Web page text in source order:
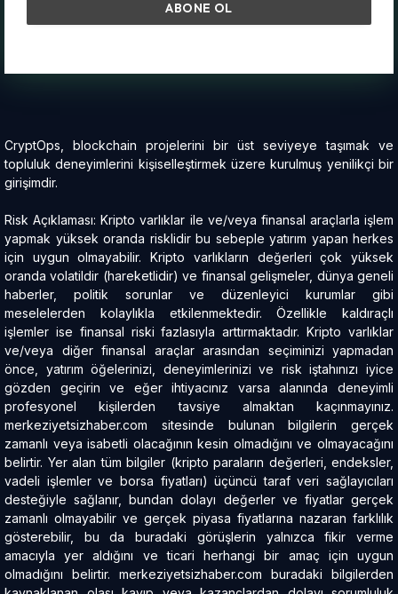
CryptOps, blockchain projelerini bir üst seviyeye taşımak ve
topluluk deneyimlerini kişiselleştirmek üzere kurulmuş yenilikçi bir
girişimdir.
Risk Açıklaması: Kripto varlıklar ile ve/veya finansal araçlarla işlem
yapmak yüksek oranda risklidir bu sebeple yatırım yapan herkes
için uygun olmayabilir. Kripto varlıkların değerleri çok yüksek
oranda volatildir (hareketlidir) ve finansal gelişmeler, dünya geneli
haberler, politik sorunlar ve düzenleyici kurumlar gibi
meselelerden kolaylıkla etkilenmektedir. Özellikle kaldıraçlı
işlemler ise finansal riski fazlasıyla arttırmaktadır. Kripto varlıklar
ve/veya diğer finansal araçlar arasından seçiminizi yapmadan
önce, yatırım öğelerinizi, deneyimlerinizi ve risk iştahınızı iyice
gözden geçirin ve eğer ihtiyacınız varsa alanında deneyimli
profesyonel kişilerden tavsiye almaktan kaçınmayınız.
merkeziyetsizhaber.com sitesinde bulunan bilgilerin gerçek
zamanlı veya isabetli olacağının kesin olmadığını ve olmayacağını
belirtir. Yer alan tüm bilgiler (kripto paraların değerleri, endeksler,
vadeli işlemler ve borsa fiyatları) üçüncü taraf veri sağlayıcıları
desteğiyle sağlanır, bundan dolayı değerler ve fiyatlar gerçek
zamanlı olmayabilir ve gerçek piyasa fiyatlarına nazaran farklılık
gösterebilir, bu da buradaki görüşlerin yalnızca fikir verme
amacıyla yer aldığını ve ticari herhangi bir amaç için uygun
olmadığını belirtir. merkeziyetsizhaber.com buradaki bilgilerden